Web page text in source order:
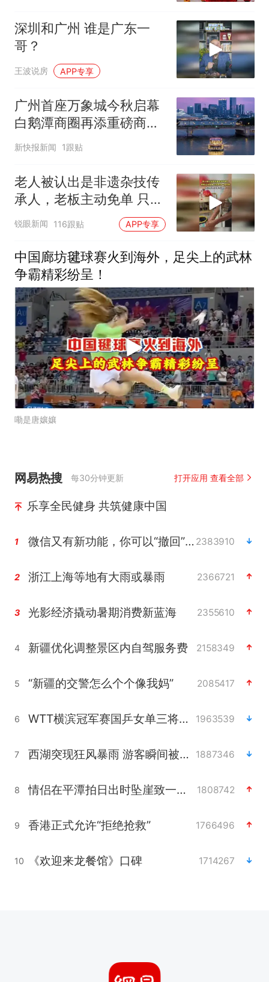
深圳和广州 谁是广东一
哥？
王波说房 APP专享
广州首座万象城今秋启幕
白鹅潭商圈再添重磅商业
地标
新快报新闻 1跟贴
老人被认出是非遗杂技传
承人，老板主动免单 只求
表演一段杂技
锐眼新闻 116跟贴 APP专享
中国廊坊毽球赛火到海外，足尖上的武林
争霸精彩纷呈！
嘞是唐孃孃
网易热搜 每30分钟更新 打开应用 查看全部
乐享全民健身 共筑健康中国
1 微信又有新功能，你可以“撤回”你的撤回了！ 2383910
2 浙江上海等地有大雨或暴雨 2366721
3 光影经济撬动暑期消费新蓝海 2355610
4 新疆优化调整景区内自驾服务费 2158349
5 “新疆的交警怎么个个像我妈” 2085417
6 WTT横滨冠军赛国乒女单三将晋级四强 1963539
7 西湖突现狂风暴雨 游客瞬间被浇透 1887346
8 情侣在平潭拍日出时坠崖致一死一伤 1808742
9 香港正式允许“拒绝抢救” 1766496
10 《欢迎来龙餐馆》口碑 1714267